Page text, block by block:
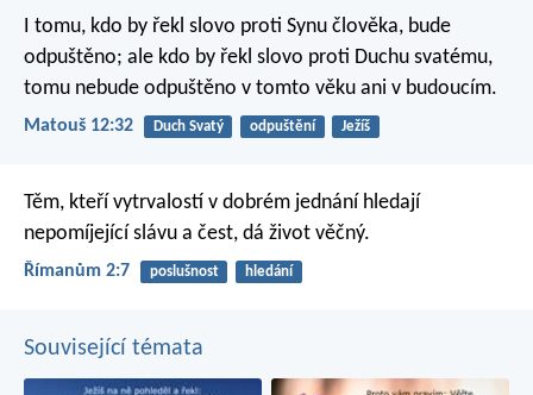
I tomu, kdo by řekl slovo proti Synu člověka, bude
odpuštěno; ale kdo by řekl slovo proti Duchu svatému,
tomu nebude odpuštěno v tomto věku ani v budoucím.
Matouš 12:32 Duch Svatý odpuštění Ježíš
Těm, kteří vytrvalostí v dobrém jednání hledají
nepomíjející slávu a čest, dá život věčný.
Římanům 2:7 poslušnost hledání
Související témata